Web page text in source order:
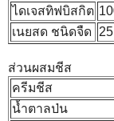
ไดเจสทิฟบิสกิต
เนยสด ชนิดจืด
25
ส่วนผสมชีส
ครีมชีส
น้ำตาลป่น